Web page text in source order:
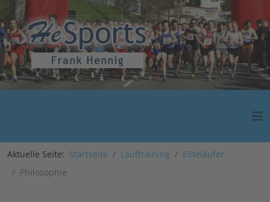
Aktuelle Seite: Startseite Lauftraining
Eliteläufer
Philosophie